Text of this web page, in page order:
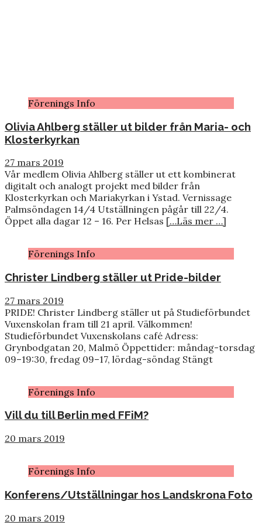
Förenings Info
Olivia Ahlberg ställer ut bilder från Maria- och
Klosterkyrkan
27 mars 2019
Vår medlem Olivia Ahlberg ställer ut ett kombinerat
digitalt och analogt projekt med bilder från
Klosterkyrkan och Mariakyrkan i Ystad. Vernissage
Palmsöndagen 14/4 Utställningen pågår till 22/4.
Öppet alla dagar 12 – 16. Per Helsas […Läs mer …]
Förenings Info
Christer Lindberg ställer ut Pride-bilder
27 mars 2019
PRIDE! Christer Lindberg ställer ut på Studieförbundet
Vuxenskolan fram till 21 april. Välkommen!
Studieförbundet Vuxenskolans café Adress:
Grynbodgatan 20, Malmö Öppettider: måndag-torsdag
09–19:30, fredag 09–17, lördag-söndag Stängt
Förenings Info
Vill du till Berlin med FFiM?
20 mars 2019
Förenings Info
Konferens/Utställningar hos Landskrona Foto
20 mars 2019